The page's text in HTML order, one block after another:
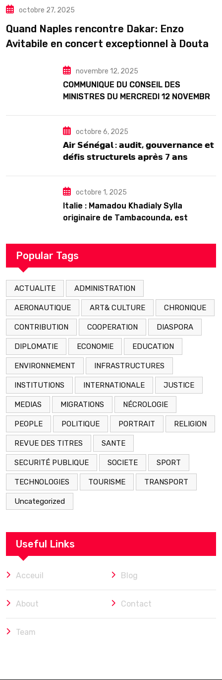
TOURISME
octobre 27, 2025
Quand Naples rencontre Dakar: Enzo
Avitabile en concert exceptionnel à Douta
novembre 12, 2025
COMMUNIQUE DU CONSEIL DES
MINISTRES DU MERCREDI 12 NOVEMBRE
octobre 6, 2025
𝗔𝗶𝗿 𝗦𝗲́𝗻𝗲́𝗴𝗮𝗹 : 𝗮𝘂𝗱𝗶𝘁, 𝗴𝗼𝘂𝘃𝗲𝗿𝗻𝗮𝗻𝗰𝗲 𝗲𝘁
𝗱𝗲́𝗳𝗶𝘀 𝘀𝘁𝗿𝘂𝗰𝘁𝘂𝗿𝗲𝗹𝘀 𝗮𝗽𝗿𝗲̀𝘀 7 𝗮𝗻𝘀
octobre 1, 2025
Italie : Mamadou Khadialy Sylla
originaire de Tambacounda, est
arrestation
Popular Tags
ACTUALITE ADMINISTRATION
AERONAUTIQUE ART& CULTURE CHRONIQUE
CONTRIBUTION COOPERATION DIASPORA
DIPLOMATIE ECONOMIE EDUCATION
ENVIRONNEMENT INFRASTRUCTURES
INSTITUTIONS INTERNATIONALE JUSTICE
MEDIAS MIGRATIONS NÉCROLOGIE
PEOPLE POLITIQUE PORTRAIT RELIGION
REVUE DES TITRES SANTE
SECURITÉ PUBLIQUE SOCIETE SPORT
TECHNOLOGIES TOURISME TRANSPORT
Uncategorized
Useful Links
Acceuil Blog
About Contact
Team